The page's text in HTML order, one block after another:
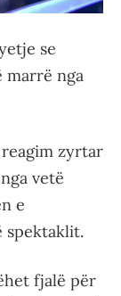
se
nga
zyrtar
vetë
e
spektaklit.
fjalë për